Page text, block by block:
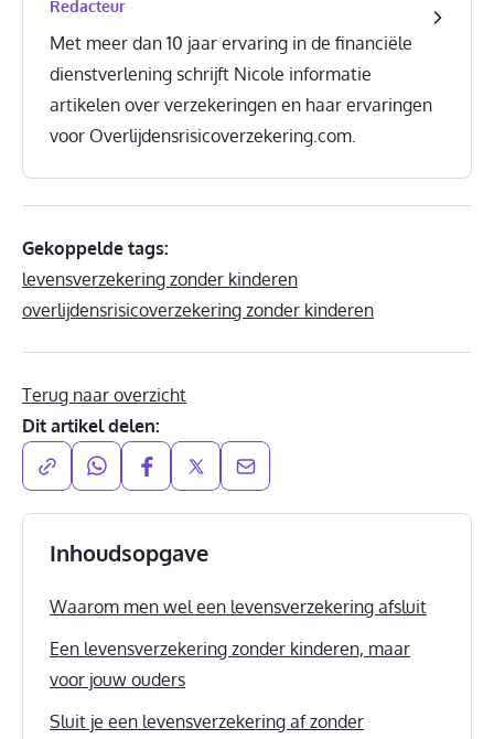
Redacteur
Met meer dan 10 jaar ervaring in de financiële
dienstverlening schrijft Nicole informatie
artikelen over verzekeringen en haar ervaringen
voor Overlijdensrisicoverzekering.com.
Gekoppelde tags:
levensverzekering zonder kinderen
overlijdensrisicoverzekering zonder kinderen
Terug naar overzicht
Dit artikel delen:
Inhoudsopgave
Waarom men wel een levensverzekering afsluit
Een levensverzekering zonder kinderen, maar
voor jouw ouders
Sluit je een levensverzekering af zonder